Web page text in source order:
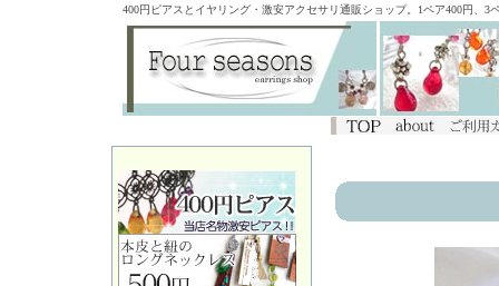
400円ピアスとイヤリング・激安アクセサリ通販ショップ。1ペア400円、